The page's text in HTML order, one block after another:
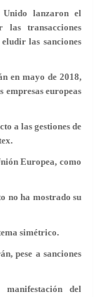
lanzaron el
las transacciones
las sanciones
en mayo de 2018,
europeas
a las gestiones de
Europea, como
no ha mostrado su
simétrico.
pese a sanciones
del